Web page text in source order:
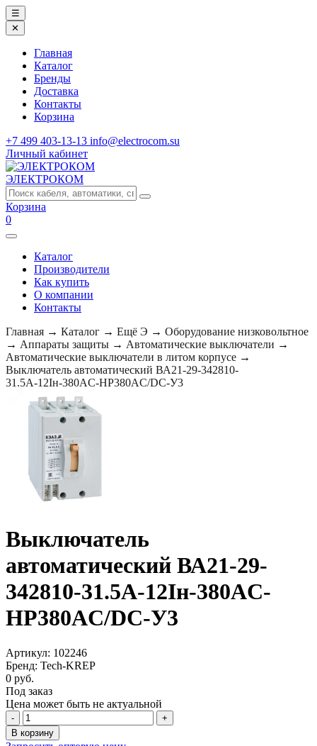
☰
✕
Главная
Каталог
Бренды
Доставка
Контакты
Корзина
+7 499 403-13-13 info@electrocom.su
Личный кабинет
ЭЛЕКТРОКОМ
Корзина
0
Каталог
Производители
Как купить
О компании
Контакты
Главная → Каталог → Ещё Э → Оборудование низковольтное
→ Аппараты защиты → Автоматические выключатели →
Автоматические выключатели в литом корпусе →
Выключатель автоматический ВА21-29-342810-
31.5А-12Iн-380AC-НР380AC/DC-У3
Выключатель
автоматический ВА21-29-
342810-31.5А-12Iн-380AC-
НР380AC/DC-У3
Артикул: 102246
Бренд: Tech-KREP
0 руб.
Под заказ
Цена может быть не актуальной
-
+
В корзину